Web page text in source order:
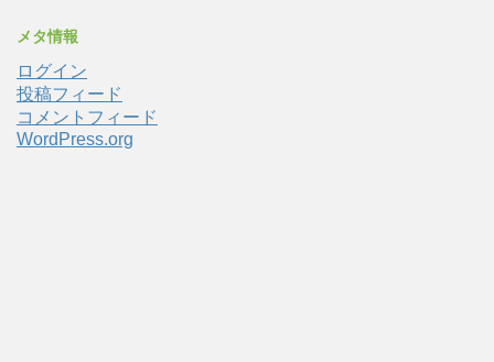
メタ情報
ログイン
投稿フィード
コメントフィード
WordPress.org